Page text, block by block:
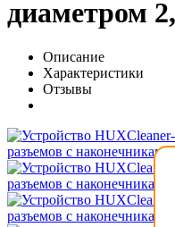
диаметром
Описание
Характеристики
Отзывы